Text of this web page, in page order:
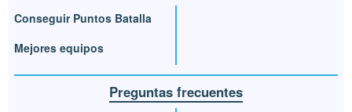
Conseguir Puntos Batalla
Mejores equipos
Preguntas frecuentes